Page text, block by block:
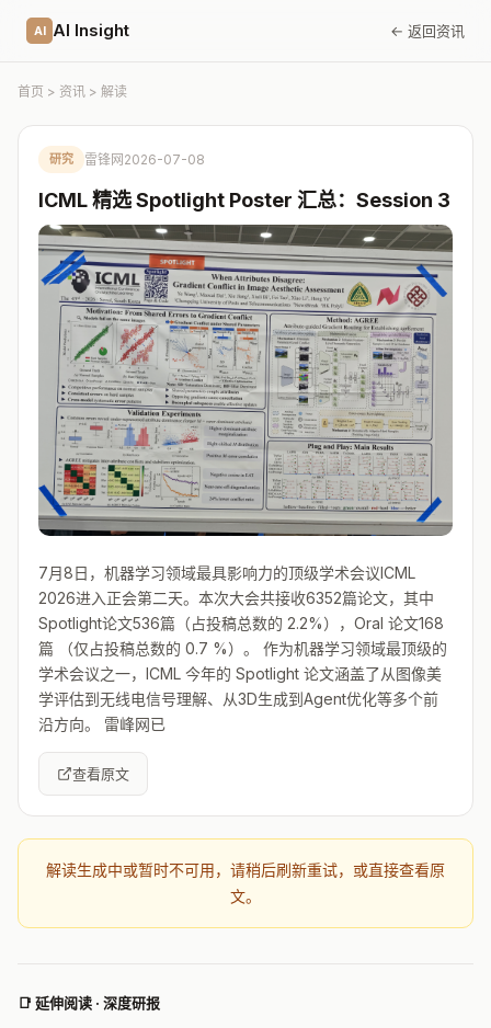
AI AI Insight ← 返回资讯
首页 > 资讯 > 解读
研究 雷锋网 2026-07-08
ICML 精选 Spotlight Poster 汇总：Session 3
7月8日，机器学习领域最具影响力的顶级学术会议ICML
2026进入正会第二天。本次大会共接收6352篇论文，其中
Spotlight论文536篇（占投稿总数的 2.2%），Oral 论文168
篇 （仅占投稿总数的 0.7 %）。 作为机器学习领域最顶级的
学术会议之一，ICML 今年的 Spotlight 论文涵盖了从图像美
学评估到无线电信号理解、从3D生成到Agent优化等多个前
沿方向。 雷峰网已
查看原文
解读生成中或暂时不可用，请稍后刷新重试，或直接查看原
文。
📑 延伸阅读 · 深度研报